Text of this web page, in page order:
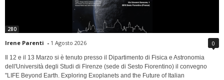
280
Irene Parenti - 1 Agosto 2026 0
Il 12 e il 13 Marzo si è tenuto presso il Dipartimento di Fisica e Astronomia
dell'Università degli Studi di Firenze (sede di Sesto Fiorentino) il convegno
"LIFE Beyond Earth. Exploring Exoplanets and the Future of Italian